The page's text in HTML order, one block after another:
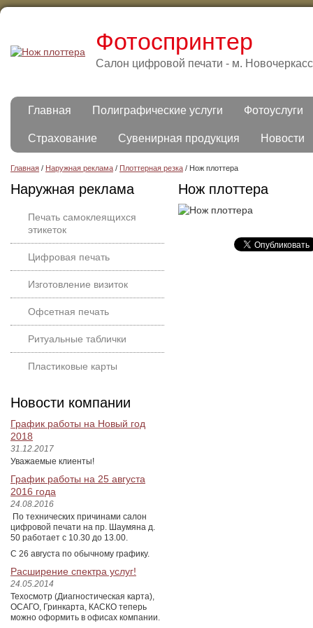
Фотоспринтер
Салон цифровой печати - м.
Главная Полиграфические услуги Фотоуслуги
Страхование Сувенирная продукция Новости
Главная / Наружная реклама / Плоттерная резка / Нож плоттера
Наружная реклама
Печать самоклеящихся
этикеток
Цифровая печать
Изготовление визиток
Офсетная печать
Ритуальные таблички
Пластиковые карты
Новости компании
График работы на Новый год
2018
31.12.2017
Уважаемые клиенты!
График работы на 25 августа
2016 года
24.08.2016
По технических причинами салон
цифровой печати на пр. Шаумяна д.
50 работает с 10.30 до 13.00.
С 26 августа по обычному графику.
Расширение спектра услуг!
24.05.2014
Техосмотр (Диагностическая карта),
ОСАГО, Гринкарта, КАСКО теперь
можно оформить в офисах компании.
Нож плоттера